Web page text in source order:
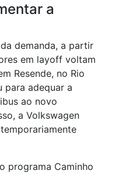
a
demanda, a partir
em layoff voltam
Resende, no Rio
para adequar a
ao novo
a Volkswagen
programa Caminho